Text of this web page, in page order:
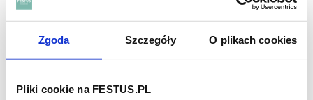
Zgoda Szczegóły O plikach cookies
Pliki cookie na FESTUS.PL
Najczęstsze pytania:
Dlaczego Noval zadeklarował 2014, skoro rynek tego
Dyrektor zarządzający Noval powiedział wprost: jeśli